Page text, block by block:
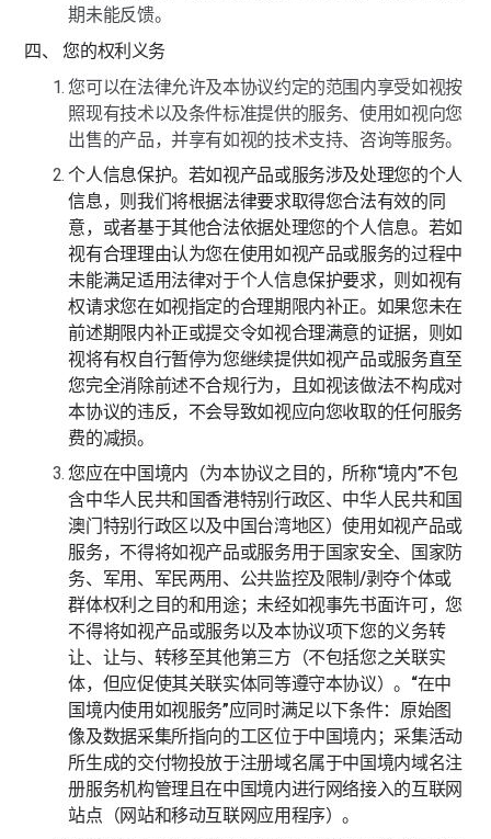
期未能反馈。
四、 您的权利义务
您可以在法律允许及本协议约定的范围内享受如视按
照现有技术以及条件标准提供的服务、使用如视向您
出售的产品，并享有如视的技术支持、咨询等服务。
个人信息保护。若如视产品或服务涉及处理您的个人
信息，则我们将根据法律要求取得您合法有效的同
意，或者基于其他合法依据处理您的个人信息。若如
视有合理理由认为您在使用如视产品或服务的过程中
未能满足适用法律对于个人信息保护要求，则如视有
权请求您在如视指定的合理期限内补正。如果您未在
前述期限内补正或提交令如视合理满意的证据，则如
视将有权自行暂停为您继续提供如视产品或服务直至
您完全消除前述不合规行为，且如视该做法不构成对
本协议的违反，不会导致如视应向您收取的任何服务
费的减损。
您应在中国境内（为本协议之目的，所称“境内”不包
含中华人民共和国香港特别行政区、中华人民共和国
澳门特别行政区以及中国台湾地区）使用如视产品或
服务，不得将如视产品或服务用于国家安全、国家防
务、军用、军民两用、公共监控及限制/剥夺个体或
群体权利之目的和用途；未经如视事先书面许可，您
不得将如视产品或服务以及本协议项下您的义务转
让、让与、转移至其他第三方（不包括您之关联实
体，但应促使其关联实体同等遵守本协议）。“在中
国境内使用如视服务”应同时满足以下条件：原始图
像及数据采集所指向的工区位于中国境内；采集活动
所生成的交付物投放于注册域名属于中国境内域名注
册服务机构管理且在中国境内进行网络接入的互联网
站点（网站和移动互联网应用程序）。